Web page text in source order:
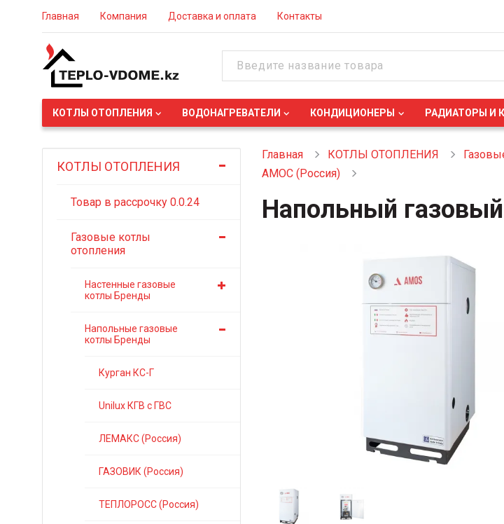
Главная Компания Доставка и оплата Контакты
КОТЛЫ ОТОПЛЕНИЯ ВОДОНАГРЕВАТЕЛИ КОНДИЦИОНЕРЫ РАДИАТОРЫ И
КОТЛЫ ОТОПЛЕНИЯ
Товар в рассрочку 0.0.24
Газовые котлы
отопления
Настенные газовые
котлы Бренды
Напольные газовые
котлы Бренды
Курган КС-Г
Unilux КГВ с ГВС
ЛЕМАКС (Россия)
ГАЗОВИК (Россия)
ТЕПЛОРОСС (Россия)
Главная КОТЛЫ ОТОПЛЕНИЯ
АМОС (Россия)
Напольный